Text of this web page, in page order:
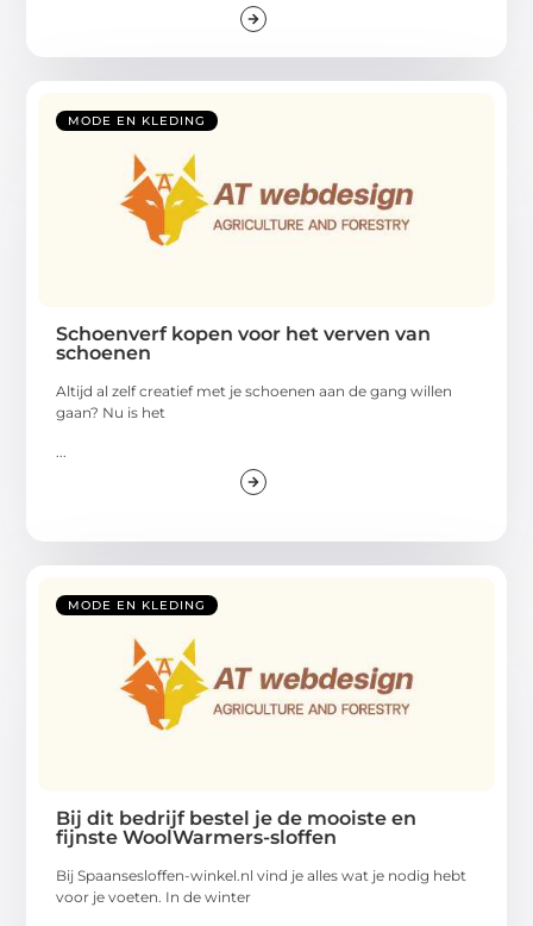
MODE EN KLEDING
Schoenverf kopen voor het verven van
schoenen
Altijd al zelf creatief met je schoenen aan de gang willen
gaan? Nu is het
MODE EN KLEDING
Bij dit bedrijf bestel je de mooiste en
fijnste WoolWarmers-sloffen
Bij Spaansesloffen-winkel.nl vind je alles wat je nodig hebt
voor je voeten. In de winter